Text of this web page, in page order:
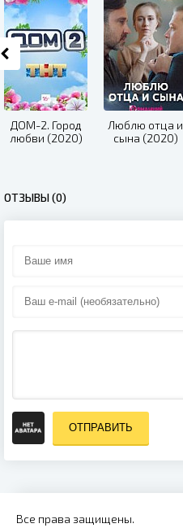
ДОМ-2. Город
любви (2020)
Люблю отца и
сына (2020)
ОТЗЫВЫ (0)
ОТПРАВИТЬ
Все права защищены.